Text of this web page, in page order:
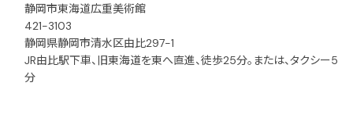
静岡市東海道広重美術館
421-3103
静岡県静岡市清水区由比297-1
JR由比駅下車、旧東海道を東へ直進、徒歩25分。または、タクシー5
分